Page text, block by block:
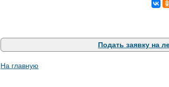
Подать заявку на
На главную